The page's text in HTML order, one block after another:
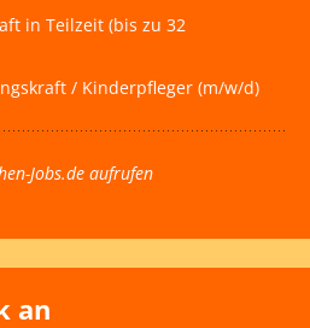
in Teilzeit (bis zu 32
/ Kinderpfleger (m/w/d)
Jobs.de aufrufen
an